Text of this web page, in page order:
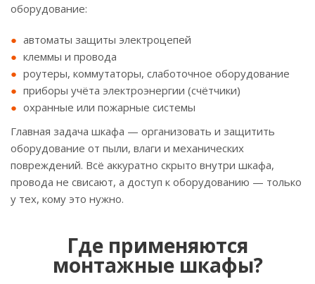
оборудование:
автоматы защиты электроцепей
клеммы и провода
роутеры, коммутаторы, слаботочное оборудование
приборы учёта электроэнергии (счётчики)
охранные или пожарные системы
Главная задача шкафа — организовать и защитить
оборудование от пыли, влаги и механических
повреждений. Всё аккуратно скрыто внутри шкафа,
провода не свисают, а доступ к оборудованию — только
у тех, кому это нужно.
Где применяются
монтажные шкафы?